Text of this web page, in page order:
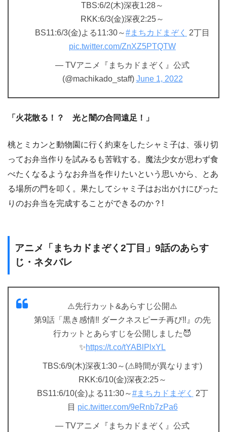
TBS:6/2(木)深夜1:28～
RKK:6/3(金)深夜2:25～
BS11:6/3(金)よる11:30～#まちカドまぞく
2丁目
pic.twitter.com/ZnXZ5PTQTW
— TVアニメ『まちカドまぞく』公式
(@machikado_staff) June 1, 2022
「火花散る！？ 光と闇の合同遠足！」
桃とミカンと動物園に行く約束をしたシャミ子は、張り切
ってお弁当作りを試みるも苦戦する。魔法少女が思わず食
べたくなるようなお弁当を作りたいという思いから、とあ
る場所の門を叩く。果たしてシャミ子はお出かけにぴった
りのお弁当を完成することができるのか？!
アニメ「まちカドまぞく2丁目」9話のあらす
じ・ネタバレ
⚠️先行カット&あらすじ公開⚠️
第9話「黒き感情‼︎ ダークネスピーチ再び‼︎』の先
行カットとあらすじを公開しました😈
✨https://t.co/tYABlPlxYL
TBS:6/9(木)深夜1:30～(⚠︎時間が異なります)
RKK:6/10(金)深夜2:25～
BS11:6/10(金)よる11:30～#まちカドまぞく
2丁
目 pic.twitter.com/9eRnb7zPa6
— TVアニメ『まちカドまぞく』公式